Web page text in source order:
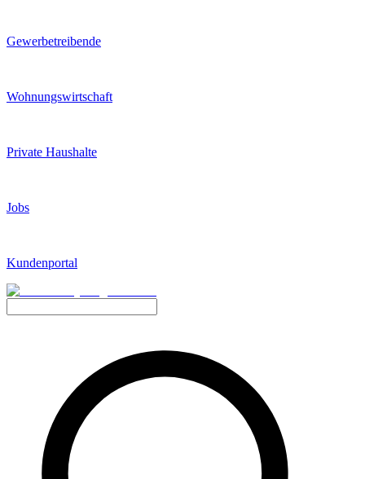
Gewerbetreibende
Wohnungswirtschaft
Private Haushalte
Jobs
Kundenportal